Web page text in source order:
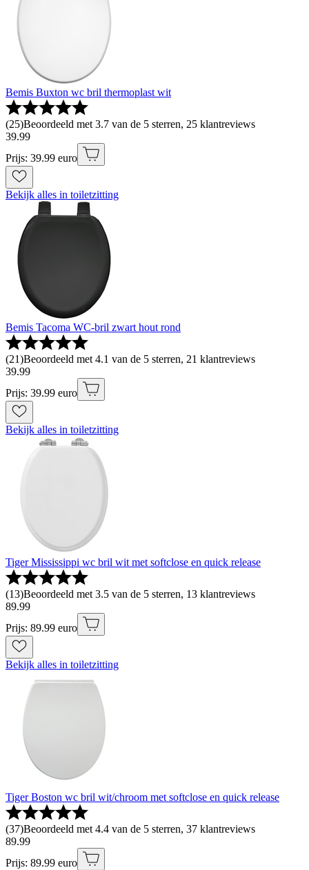
Bemis Buxton wc bril thermoplast wit
(25)Beoordeeld met 3.7 van de 5 sterren, 25 klantreviews
39.99
Prijs: 39.99 euro
Bekijk alles in toiletzitting
Bemis Tacoma WC-bril zwart hout rond
(21)Beoordeeld met 4.1 van de 5 sterren, 21 klantreviews
39.99
Prijs: 39.99 euro
Bekijk alles in toiletzitting
Tiger Mississippi wc bril wit met softclose en quick release
(13)Beoordeeld met 3.5 van de 5 sterren, 13 klantreviews
89.99
Prijs: 89.99 euro
Bekijk alles in toiletzitting
Tiger Boston wc bril wit/chroom met softclose en quick release
(37)Beoordeeld met 4.4 van de 5 sterren, 37 klantreviews
89.99
Prijs: 89.99 euro